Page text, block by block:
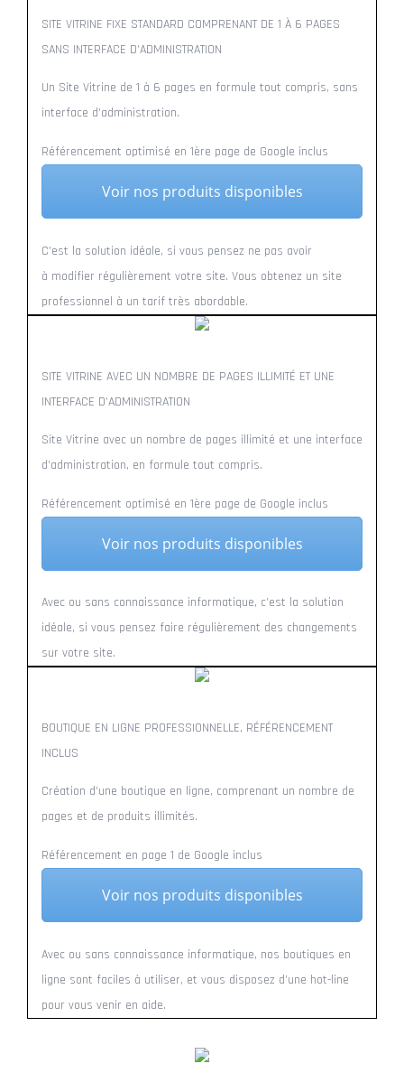
SITE VITRINE FIXE STANDARD COMPRENANT DE 1 À 6 PAGES
SANS INTERFACE D’ADMINISTRATION
Un Site Vitrine de 1 à 6 pages en formule tout compris, sans
interface d’administration.
Référencement optimisé en 1ère page de Google inclus
Voir nos produits disponibles
C’est la solution idéale, si vous pensez ne pas avoir
à modifier régulièrement votre site. Vous obtenez un site
professionnel à un tarif très abordable.
SITE VITRINE AVEC UN NOMBRE DE PAGES ILLIMITÉ ET UNE
INTERFACE D’ADMINISTRATION
Site Vitrine avec un nombre de pages illimité et une interface
d’administration, en formule tout compris.
Référencement optimisé en 1ère page de Google inclus
Voir nos produits disponibles
Avec ou sans connaissance informatique, c’est la solution
idéale, si vous pensez faire régulièrement des changements
sur votre site.
BOUTIQUE EN LIGNE PROFESSIONNELLE, RÉFÉRENCEMENT
INCLUS
Création d’une boutique en ligne, comprenant un nombre de
pages et de produits illimités.
Référencement en page 1 de Google inclus
Voir nos produits disponibles
Avec ou sans connaissance informatique, nos boutiques en
ligne sont faciles à utiliser, et vous disposez d’une hot-line
pour vous venir en aide.